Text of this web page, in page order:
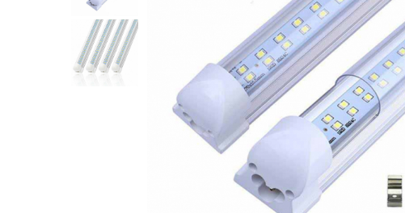
Modul Led pentru aplica
Tub Neon Fluorescent (Clasic)
Tub Neon LED